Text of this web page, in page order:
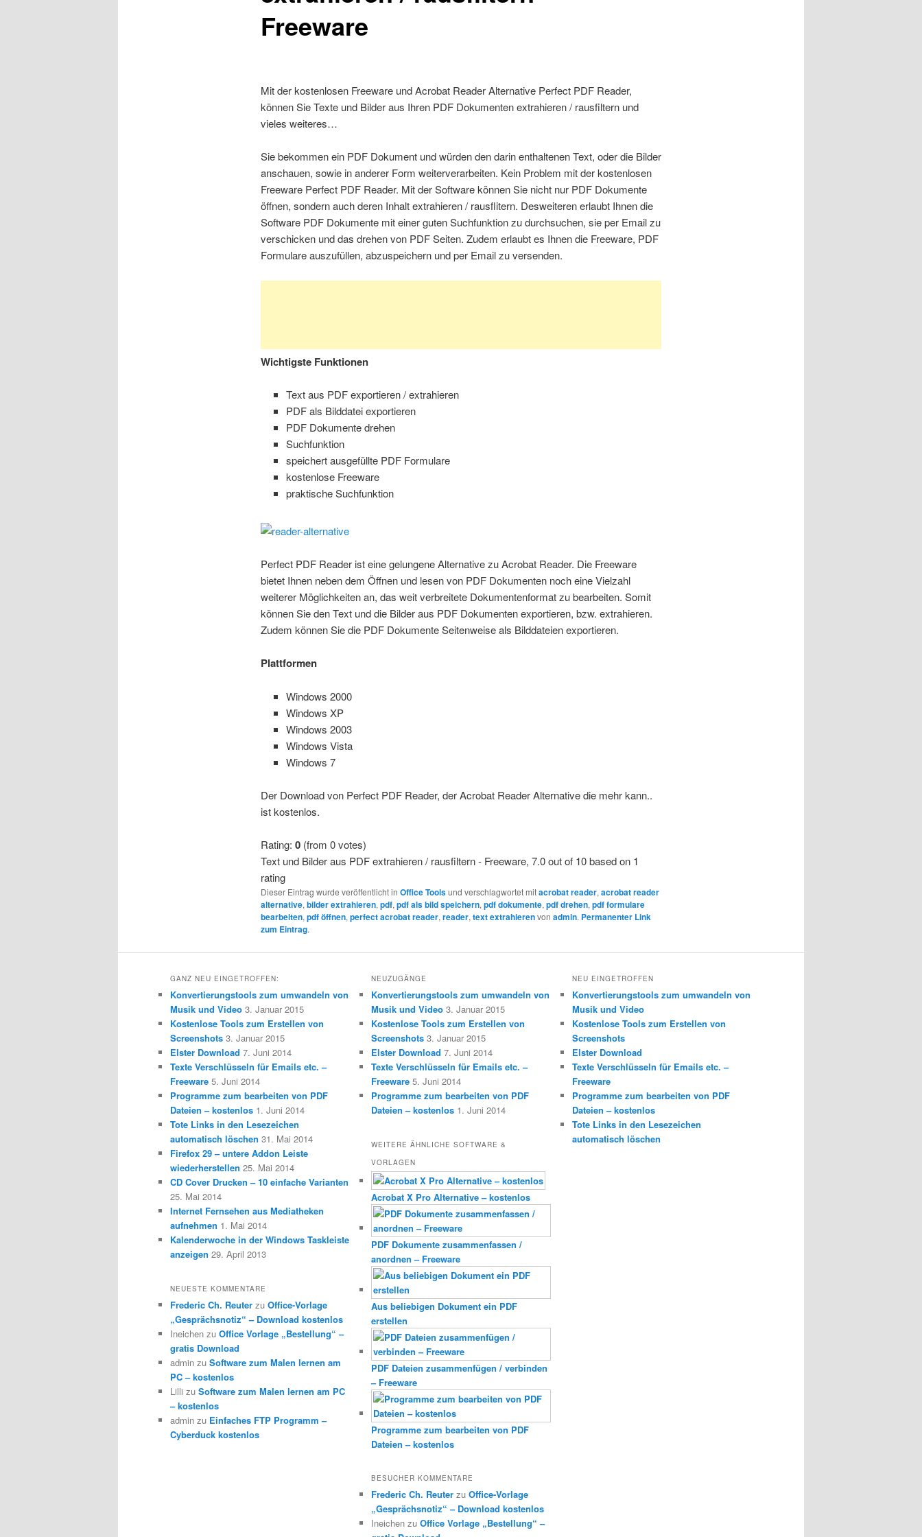
Freeware
Mit der kostenlosen Freeware und Acrobat Reader Alternative Perfect PDF Reader,
können Sie Texte und Bilder aus Ihren PDF Dokumenten extrahieren / rausfiltern und
vieles weiteres…
Sie bekommen ein PDF Dokument und würden den darin enthaltenen Text, oder die Bilder
anschauen, sowie in anderer Form weiterverarbeiten. Kein Problem mit der kostenlosen
Freeware Perfect PDF Reader. Mit der Software können Sie nicht nur PDF Dokumente
öffnen, sondern auch deren Inhalt extrahieren / rausflitern. Desweiteren erlaubt Ihnen die
Software PDF Dokumente mit einer guten Suchfunktion zu durchsuchen, sie per Email zu
verschicken und das drehen von PDF Seiten. Zudem erlaubt es Ihnen die Freeware, PDF
Formulare auszufüllen, abzuspeichern und per Email zu versenden.
Wichtigste Funktionen
Text aus PDF exportieren / extrahieren
PDF als Bilddatei exportieren
PDF Dokumente drehen
Suchfunktion
speichert ausgefüllte PDF Formulare
kostenlose Freeware
praktische Suchfunktion
Perfect PDF Reader ist eine gelungene Alternative zu Acrobat Reader. Die Freeware
bietet Ihnen neben dem Öffnen und lesen von PDF Dokumenten noch eine Vielzahl
weiterer Möglichkeiten an, das weit verbreitete Dokumentenformat zu bearbeiten. Somit
können Sie den Text und die Bilder aus PDF Dokumenten exportieren, bzw. extrahieren.
Zudem können Sie die PDF Dokumente Seitenweise als Bilddateien exportieren.
Plattformen
Windows 2000
Windows XP
Windows 2003
Windows Vista
Windows 7
Der Download von Perfect PDF Reader, der Acrobat Reader Alternative die mehr kann..
ist kostenlos.
Rating: 0(from 0 votes)
Text und Bilder aus PDF extrahieren / rausfiltern - Freeware, 7.0out of 10based on 1
rating
Dieser Eintrag wurde veröffentlicht in Office Toolsund verschlagwortet mitacrobat reader,acrobat reader
alternative,bilder extrahieren,pdf,pdf als bild speichern,pdf dokumente,pdf drehen,pdf formulare
bearbeiten,pdf öffnen,perfect acrobat reader,reader,text extrahierenvon admin. Permanenter Link
zum Eintrag.
GANZ NEU EINGETROFFEN:
Konvertierungstools zum umwandeln von
Musik und Video 3. Januar 2015
Kostenlose Tools zum Erstellen von
Screenshots 3. Januar 2015
Elster Download 7. Juni 2014
Texte Verschlüsseln für Emails etc. –
Freeware 5. Juni 2014
Programme zum bearbeiten von PDF
Dateien – kostenlos 1. Juni 2014
Tote Links in den Lesezeichen
automatisch löschen 31. Mai 2014
Firefox 29 – untere Addon Leiste
wiederherstellen 25. Mai 2014
CD Cover Drucken – 10 einfache Varianten
25. Mai 2014
Internet Fernsehen aus Mediatheken
aufnehmen 1. Mai 2014
Kalenderwoche in der Windows Taskleiste
anzeigen 29. April 2013
NEUESTE KOMMENTARE
Frederic Ch. Reuter zu Office-Vorlage
„Gesprächsnotiz“ – Download kostenlos
Ineichen zu Office Vorlage „Bestellung“ –
gratis Download
admin zu Software zum Malen lernen am
PC – kostenlos
Lilli zu Software zum Malen lernen am PC
– kostenlos
admin zu Einfaches FTP Programm –
Cyberduck kostenlos
NEUZUGÄNGE
Konvertierungstools zum umwandeln von
Musik und Video 3. Januar 2015
Kostenlose Tools zum Erstellen von
Screenshots 3. Januar 2015
Elster Download 7. Juni 2014
Texte Verschlüsseln für Emails etc. –
Freeware 5. Juni 2014
Programme zum bearbeiten von PDF
Dateien – kostenlos 1. Juni 2014
WEITERE ÄHNLICHE SOFTWARE &
VORLAGEN
Acrobat X Pro Alternative – kostenlos
PDF Dokumente zusammenfassen /
anordnen – Freeware
Aus beliebigen Dokument ein PDF
erstellen
PDF Dateien zusammenfügen / verbinden
– Freeware
Programme zum bearbeiten von PDF
Dateien – kostenlos
BESUCHER KOMMENTARE
Frederic Ch. Reuterzu Office-Vorlage
„Gesprächsnotiz“ – Download kostenlos
Ineichenzu Office Vorlage „Bestellung“ –
NEU EINGETROFFEN
Konvertierungstools zum umwandeln von
Musik und Video
Kostenlose Tools zum Erstellen von
Screenshots
Elster Download
Texte Verschlüsseln für Emails etc. –
Freeware
Programme zum bearbeiten von PDF
Dateien – kostenlos
Tote Links in den Lesezeichen
automatisch löschen